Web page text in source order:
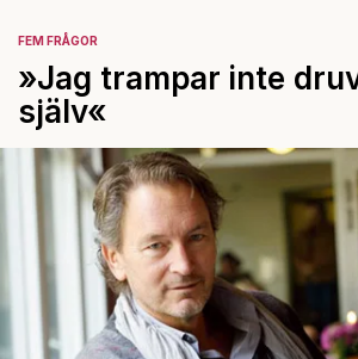
FEM FRÅGOR
»Jag trampar inte
själv«